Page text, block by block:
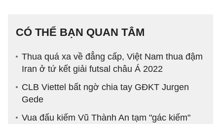
CÓ THỂ BẠN QUAN TÂM
Thua quá xa về đẳng cấp, Việt Nam thua đậm
Iran ở tứ kết giải futsal châu Á 2022
CLB Viettel bất ngờ chia tay GĐKT Jurgen
Gede
Vua đấu kiếm Vũ Thành An tạm "gác kiếm"